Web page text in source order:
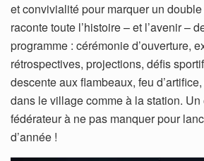
et convivialité pour marquer un
raconte toute l’histoire – et l’avenir –
programme : cérémonie d’ouverture,
rétrospectives, projections, défis
descente aux flambeaux, feu
dans le village comme à la station.
fédérateur à ne pas manquer pour
d’année !